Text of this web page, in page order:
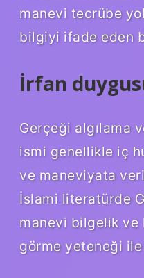
manevi tecrübe
bilgiyi ifade eden
İrfan
Gerçeği algılama
ismi genellikle iç
ve maneviyata
İslami literatürde
manevi bilgelik
görme yeteneği